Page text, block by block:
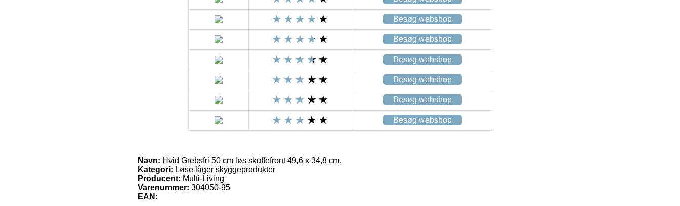
Besøg webshop
Besøg webshop
Besøg webshop
Besøg webshop
Besøg webshop
Besøg webshop
Navn: Hvid Grebsfri 50 cm løs skuffefront 49,6 x 34,8 cm.
Kategori: Løse låger skyggeprodukter
Producent: Multi-Living
Varenummer: 304050-95
EAN: